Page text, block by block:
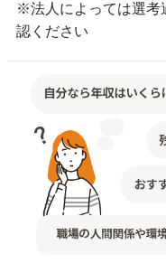
※法人によっては選考
認ください